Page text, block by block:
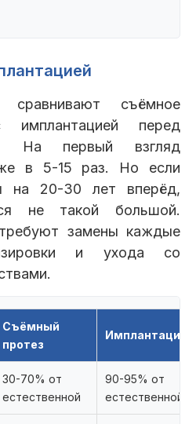
сравнивают съёмное
имплантацией перед
На первый взгляд
в 5-15 раз. Но если
на 20-30 лет вперёд,
не такой большой.
замены каждые
и ухода со
Съёмный
протез
Имплантация
30-70% от
естественной
90-95% от
естественной